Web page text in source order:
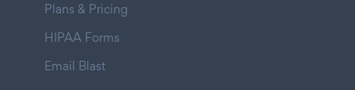
Plans & Pricing
HIPAA Forms
Email Blast